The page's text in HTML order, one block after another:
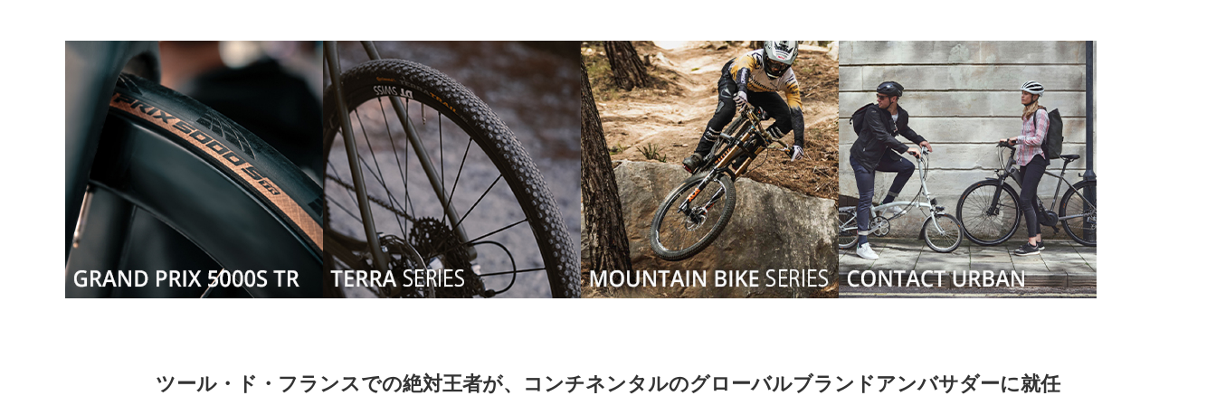
ツール・ド・フランスでの絶対王者が、コンチネンタルのグローバルブランドアンバサダーに就任